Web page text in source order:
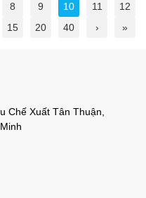
8 9 10 11
12
15 20 40 › »
Chế Xuất Tân Thuận,